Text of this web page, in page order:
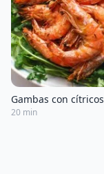
Gambas con cítricos
20 min